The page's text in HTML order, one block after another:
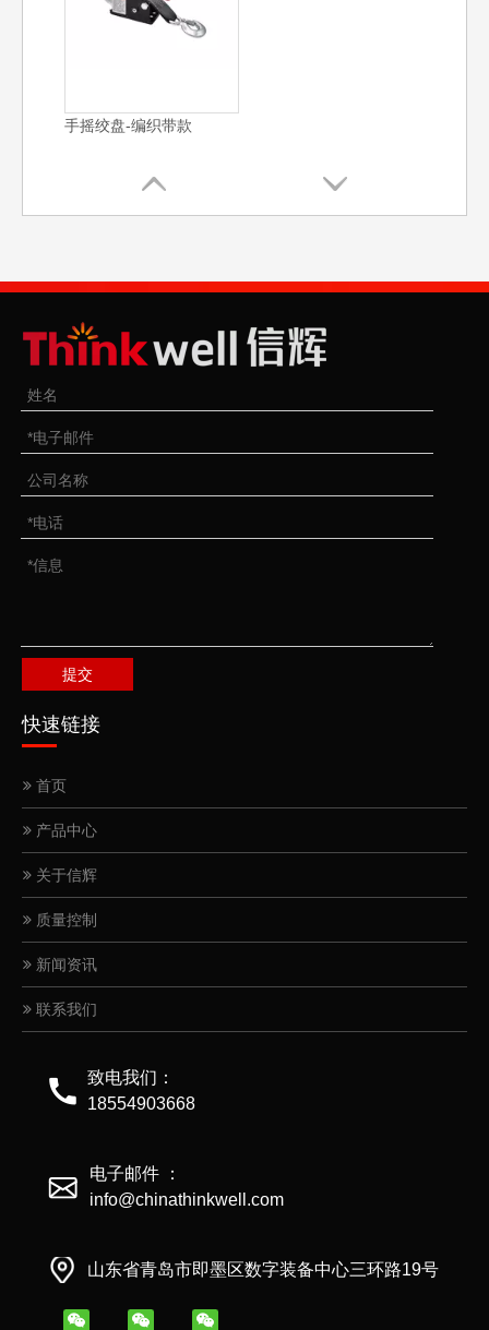
手摇绞盘-编织带款
提交
快速链接
首页
产品中心
关于信辉
质量控制
新闻资讯
联系我们
致电我们：
18554903668
电子邮件 ：
info@chinathinkwell.com
山东省青岛市即墨区数字装备中心三环路19号